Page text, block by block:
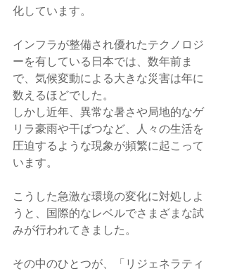
化しています。
インフラが整備され優れたテクノロジ
ーを有している日本では、数年前ま
で、気候変動による大きな災害は年に
数えるほどでした。
しかし近年、異常な暑さや局地的なゲ
リラ豪雨や干ばつなど、人々の生活を
圧迫するような現象が頻繁に起こって
います。
こうした急激な環境の変化に対処しよ
うと、国際的なレベルでさまざまな試
みが行われてきました。
その中のひとつが、「リジェネラティ